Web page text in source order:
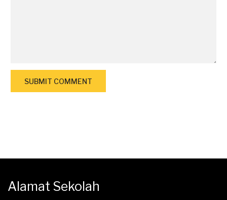
Alamat Sekolah